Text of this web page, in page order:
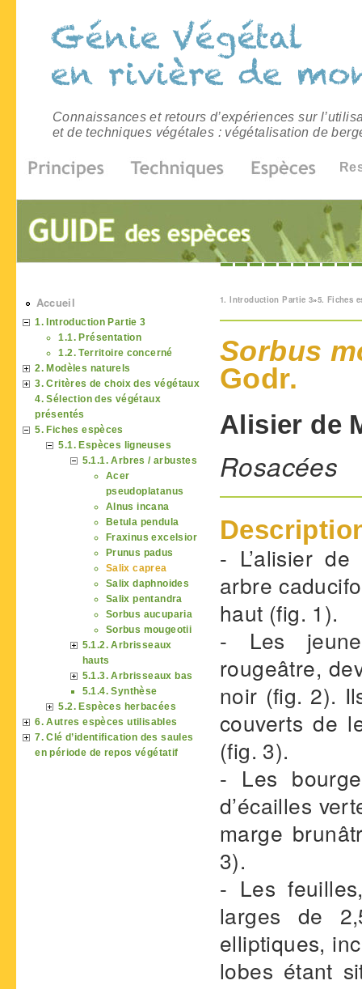
Connaissances et retours d’expériences sur
et de techniques végétales : végétalisation de
Vous êtes ici
1. Introduction Partie 3»5. Fiches
Sorbus
Godr.
Alisier de
Rosacées
- L’alisier
arbre
haut (fig. 1).
- Les
rougeâtre,
noir (fig. 2).
couverts de
(fig. 3).
- Les
d’écailles
marge
3).
- Les
larges de
elliptiques,
lobes étant
Accueil
1. Introduction Partie 3
1.1. Présentation
1.2. Territoire concerné
2. Modèles naturels
3. Critères de choix des végétaux
4. Sélection des végétaux
présentés
5. Fiches espèces
5.1. Espèces ligneuses
5.1.1. Arbres / arbustes
Acer
pseudoplatanus
Alnus incana
Betula pendula
Fraxinus excelsior
Prunus padus
Salix caprea
Salix daphnoides
Salix pentandra
Sorbus aucuparia
Sorbus mougeotii
5.1.2. Arbrisseaux
hauts
5.1.3. Arbrisseaux bas
5.1.4. Synthèse
5.2. Espèces herbacées
6. Autres espèces utilisables
7. Clé d’identification des saules
en période de repos végétatif